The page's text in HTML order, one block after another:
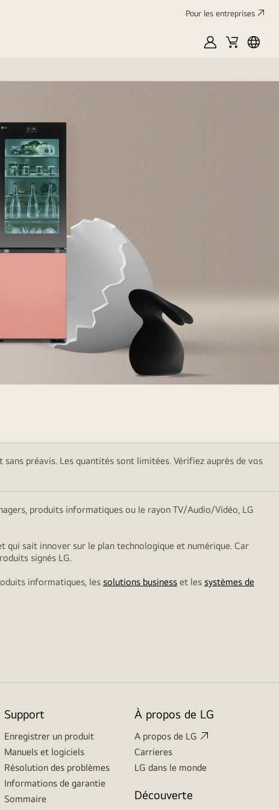
Pour les entreprises
Mon
Panier
préavis. Les quantités sont limitées. Vérifiez auprès de vos
produits informatiques ou le rayon TV/Audio/Vidéo, LG
sait innover sur le plan technologique et numérique. Car
signés LG.
informatiques, les solutions business et les systèmes de
Support
Enregistrer un produit
Manuels et logiciels
Résolution des problèmes
Informations de garantie
Sommaire
À propos de LG
A propos de LG
Carrieres
LG dans le monde
Découverte